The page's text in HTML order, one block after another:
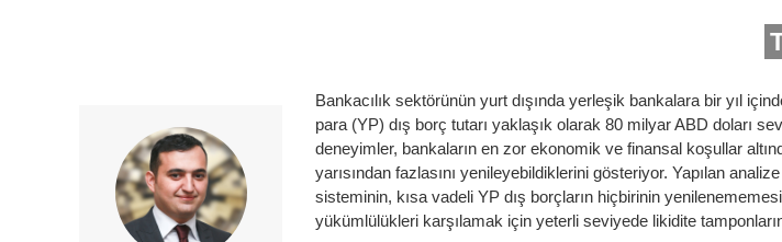
Bankacılık sektörünün yurt dışında yerleşik bankalara bir yıl
para (YP) dış borç tutarı yaklaşık olarak 80 milyar ABD doları
deneyimler, bankaların en zor ekonomik ve finansal koşullar
yarısından fazlasını yenileyebildiklerini gösteriyor. Yapılan
sisteminin, kısa vadeli YP dış borçların hiçbirinin
yükümlülükleri karşılamak için yeterli seviyede likidite